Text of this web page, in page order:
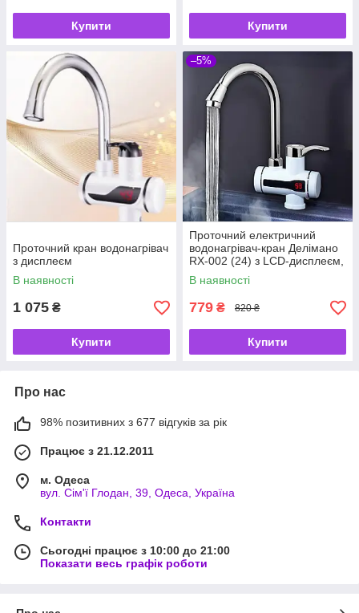
Купити Купити
Проточний кран водонагрівач
з дисплеєм
В наявності
1 075 ₴
Купити
–5%
Проточний електричний
водонагрівач-кран Делімано
RX-002 (24) з LCD-дисплеєм,
3 кВт, до 60 °C, білий
В наявності
779 ₴ 820 ₴
Купити
Про нас
98% позитивних з 677 відгуків за рік
Працює з 21.12.2011
м. Одеса
вул. Сім'ї Глодан, 39, Одеса, Україна
Контакти
Сьогодні працює з 10:00 до 21:00
Показати весь графік роботи